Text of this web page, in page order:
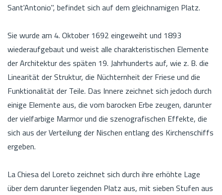
Sant'Antonio", befindet sich auf dem gleichnamigen Platz.
Sie wurde am 4. Oktober 1692 eingeweiht und 1893
wiederaufgebaut und weist alle charakteristischen Elemente
der Architektur des späten 19. Jahrhunderts auf, wie z. B. die
Linearität der Struktur, die Nüchternheit der Friese und die
Funktionalität der Teile. Das Innere zeichnet sich jedoch durch
einige Elemente aus, die vom barocken Erbe zeugen, darunter
der vielfarbige Marmor und die szenografischen Effekte, die
sich aus der Verteilung der Nischen entlang des Kirchenschiffs
ergeben.
La Chiesa del Loreto zeichnet sich durch ihre erhöhte Lage
über dem darunter liegenden Platz aus, mit sieben Stufen aus